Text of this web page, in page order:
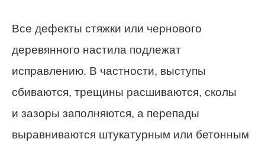
Все дефекты стяжки или чернового
деревянного настила подлежат
исправлению. В частности, выступы
сбиваются, трещины расшиваются, сколы
и зазоры заполняются, а перепады
выравниваются штукатурным или бетонным